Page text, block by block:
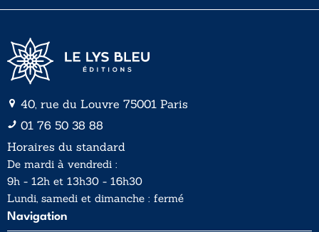
40, rue du Louvre 75001 Paris
01 76 50 38 88
Horaires du standard
De mardi à vendredi :
9h - 12h et 13h30 - 16h30
Lundi, samedi et dimanche : fermé
Navigation